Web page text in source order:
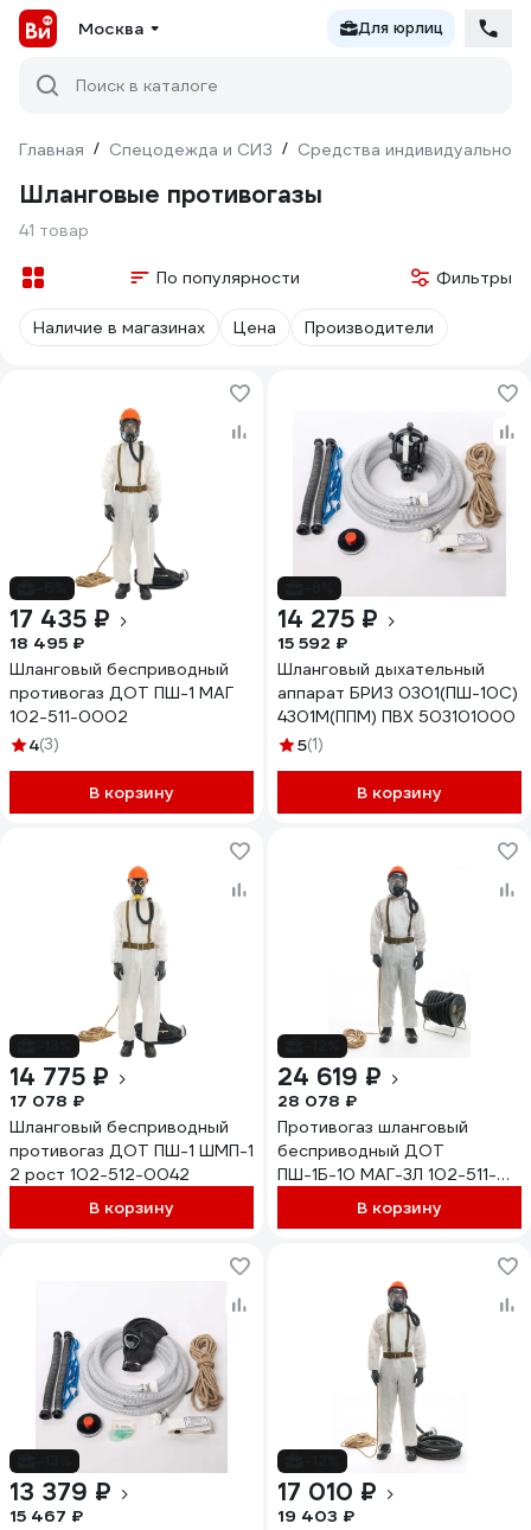
Москва Для юрлиц
Поиск в каталоге
Главная / Спецодежда и СИЗ / Средства индивидуальной
Шланговые противогазы
41 товар
По популярности Фильтры
Наличие в магазинах Цена Производители
17 435 ₽
18 495 ₽
Шланговый бесприводный
противогаз ДОТ ПШ-1 МАГ
102-511-0002
4(3)
В корзину
14 275 ₽
15 592 ₽
Шланговый дыхательный
аппарат БРИЗ 0301(ПШ-10С)
4301М(ППМ) ПВХ 503101000
5(1)
В корзину
14 775 ₽
17 078 ₽
Шланговый бесприводный
противогаз ДОТ ПШ-1 ШМП-1
2 рост 102-512-0042
В корзину
24 619 ₽
28 078 ₽
Противогаз шланговый
бесприводный ДОТ
ПШ-1Б-10 МАГ-3Л 102-511-
В корзину
13 379 ₽
15 467 ₽
17 010 ₽
19 403 ₽